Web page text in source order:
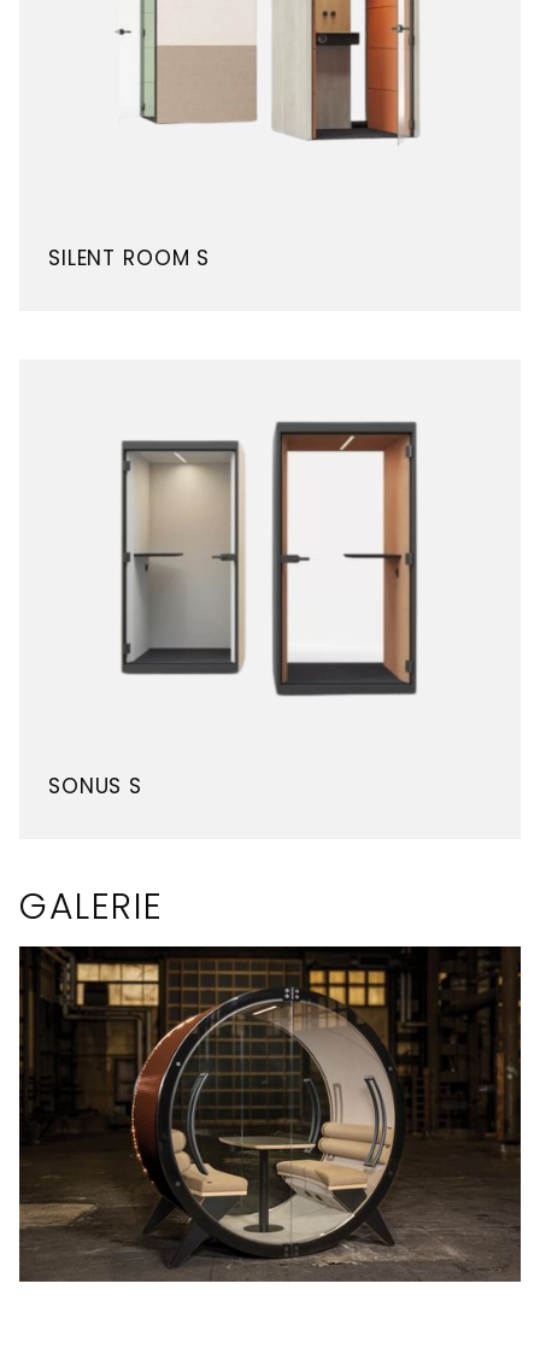
SILENT ROOM S
SONUS S
GALERIE